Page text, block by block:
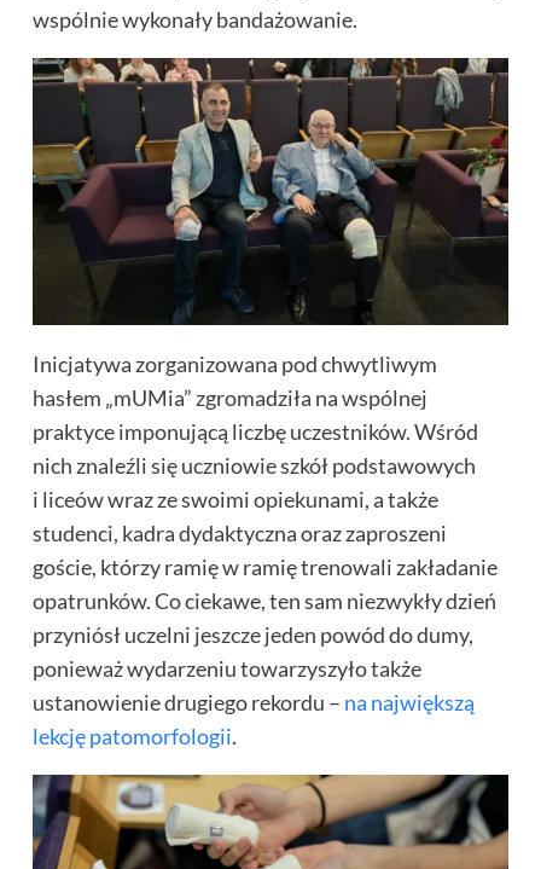
wspólnie wykonały bandażowanie.
Inicjatywa zorganizowana pod chwytliwym
hasłem „mUMia” zgromadziła na wspólnej
praktyce imponującą liczbę uczestników. Wśród
nich znaleźli się uczniowie szkół podstawowych
i liceów wraz ze swoimi opiekunami, a także
studenci, kadra dydaktyczna oraz zaproszeni
goście, którzy ramię w ramię trenowali zakładanie
opatrunków. Co ciekawe, ten sam niezwykły dzień
przyniósł uczelni jeszcze jeden powód do dumy,
ponieważ wydarzeniu towarzyszyło także
ustanowienie drugiego rekordu – na największą
lekcję patomorfologii.